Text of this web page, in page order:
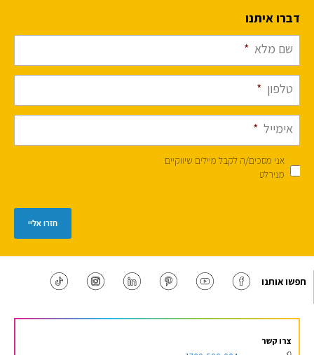
דברו איתנו
שם מלא *
טלפון *
אימייל *
אני מסכים/ה לקבל מיילים שיווקיים
מנירלט
חזרו אליי
חפשו אותנו
צרו קשר